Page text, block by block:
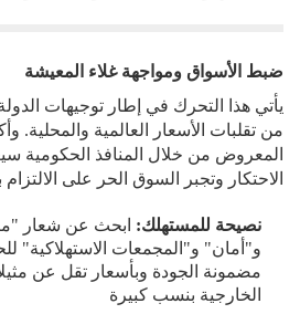
ضبط الأسواق ومواجهة غلاء المعيشة
يأتي هذا التحرك في إطار توجيهات
من تقلبات الأسعار العالمية والمحلية.
المعروض من خلال المنافذ الحكومية
الاحتكار وتجبر السوق الحر على
نصيحة للمستهلك: ابحث عن شعار
و"أمان" و"المجمعات الاستهلاكية"
مضمونة الجودة وبأسعار تقل عن
الخارجية بنسب كبيرة